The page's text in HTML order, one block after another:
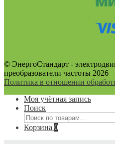
© ЭнергоСтандарт -
преобразователи частоты 2026
Политика в отношении
Моя учётная запись
Поиск
Искать:
Корзина 0